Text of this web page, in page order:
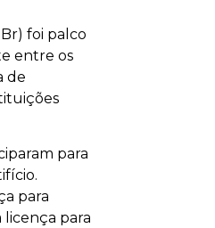
foi palco
entre os
de
para
para
licença para